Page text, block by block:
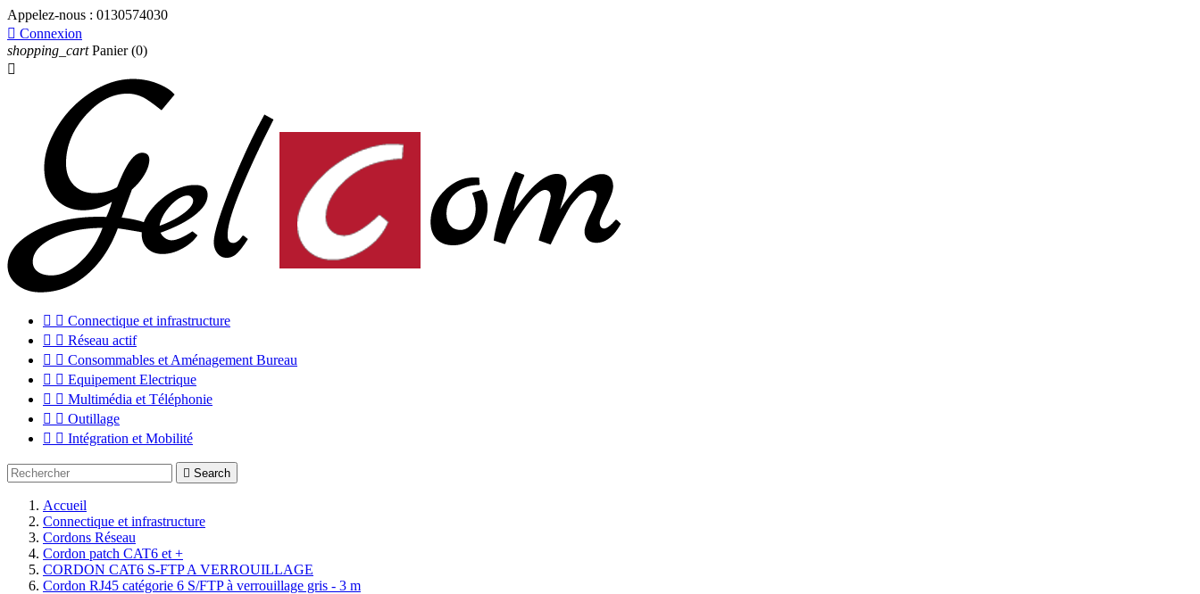
Appelez-nous : 0130574030
 Connexion
shopping_cart Panier (0)

  Connectique et infrastructure
  Réseau actif
  Consommables et Aménagement Bureau
  Equipement Electrique
  Multimédia et Téléphonie
  Outillage
  Intégration et Mobilité
 Search
Accueil
Connectique et infrastructure
Cordons Réseau
Cordon patch CAT6 et +
CORDON CAT6 S-FTP A VERROUILLAGE
Cordon RJ45 catégorie 6 S/FTP à verrouillage gris - 3 m